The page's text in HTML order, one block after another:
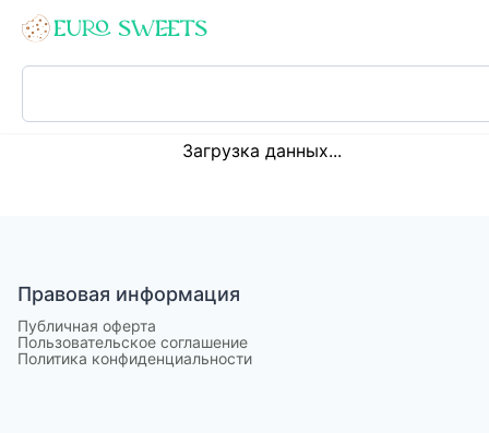
Loading...
Загрузка данных...
Правовая информация
Публичная оферта
Пользовательское соглашение
Политика конфиденциальности